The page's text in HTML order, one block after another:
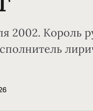
2002. Король